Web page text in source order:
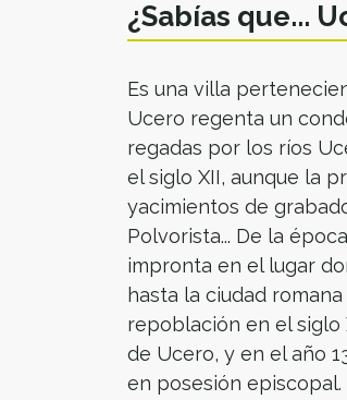
¿Sabías que...
Es una villa
Ucero regenta un
regadas por los ríos
el siglo XII, aunque la
yacimientos de
Polvorista... De la
impronta en el lugar
hasta la ciudad
repoblación en el siglo
de Ucero, y en el año
en posesión